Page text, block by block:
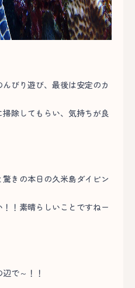
びり遊び、最後は安定のカ
除してもらい、気持ちが良
きの本日の久米島ダイビン
！素晴らしいことですねー
で～！！